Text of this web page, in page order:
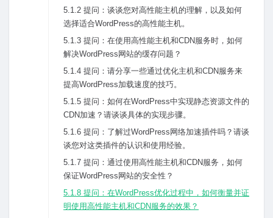
5.1.2 提问：谈谈您对⾼性能主机的理解，以及如何
选择适合WordPress的⾼性能主机。
5.1.3 提问：在使⽤⾼性能主机和CDN服务时，如何
解决WordPress⽹站的缓存问题？
5.1.4 提问：请分享⼀些通过优化主机和CDN服务来
提⾼WordPress加载速度的技巧。
5.1.5 提问：如何在WordPress中实现静态资源⽂件的
CDN加速？请谈谈具体的实现步骤。
5.1.6 提问：了解过WordPress⽹络加速插件吗？请谈
谈您对这类插件的认识和使⽤经验。
5.1.7 提问：通过使⽤⾼性能主机和CDN服务，如何
保证WordPress⽹站的安全性？
5.1.8 提问：在WordPress优化过程中，如何衡量并证
明使⽤⾼性能主机和CDN服务的效果？